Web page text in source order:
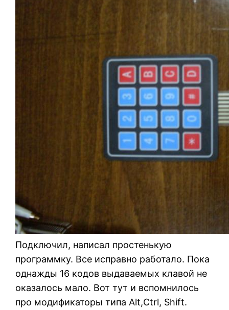
Подключил, написал простенькую
программку. Все исправно работало. Пока
однажды 16 кодов выдаваемых клавой не
оказалось мало. Вот тут и вспомнилось
про модификаторы типа Alt,Ctrl, Shift.